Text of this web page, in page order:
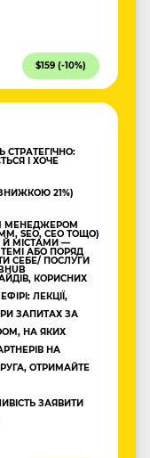
$159 (-10%)
І ХОЧЕ
21%)
МЕНЕДЖЕРОМ
SEO, CEO ТОЩО)
Й МІСТАМИ —
АБО ПОРЯД
СЕБЕ/ ПОСЛУГИ
КОРИСНИХ
ЛЕКЦІЇ,
ЗАПИТАХ ЗА
НА ЯКИХ
НА
ОТРИМАЙТЕ
ЗАЯВИТИ